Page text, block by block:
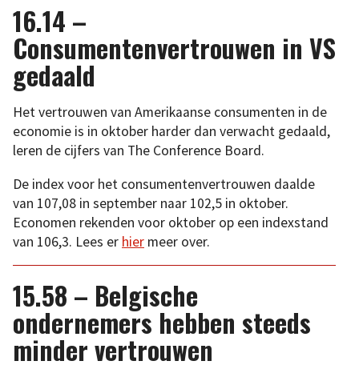
16.14 –
Consumentenvertrouwen in VS
gedaald
Het vertrouwen van Amerikaanse consumenten in de
economie is in oktober harder dan verwacht gedaald,
leren de cijfers van The Conference Board.
De index voor het consumentenvertrouwen daalde
van 107,08 in september naar 102,5 in oktober.
Economen rekenden voor oktober op een indexstand
van 106,3. Lees er hier meer over.
15.58 – Belgische
ondernemers hebben steeds
minder vertrouwen